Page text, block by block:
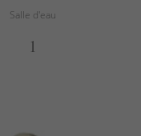
Salle d'eau
1